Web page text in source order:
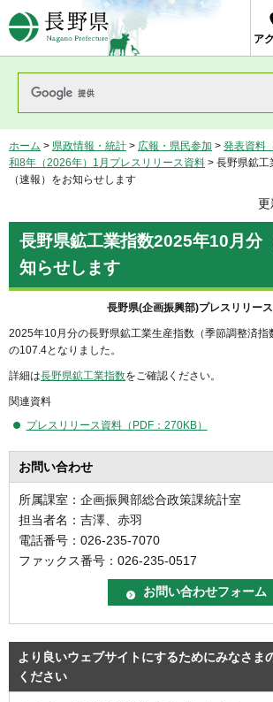
長野県Nagano Prefecture
ア
ホーム > 県政情報・統計 > 広報・県民参加 > 発表資料
和8年（2026年）1月プレスリリース資料 > 長野県鉱
（速報）をお知らせします
更
長野県鉱工業指数2025年10月分
知らせします
長野県(企画振興部)プレスリリー
2025年10月分の長野県鉱工業生産指数（季節調整済指
の107.4となりました。
詳細は長野県鉱工業指数をご確認ください。
関連資料
プレスリリース資料（PDF：270KB）
お問い合わせ
所属課室：企画振興部総合政策課統計室
担当者名：吉澤、赤羽
電話番号：026-235-7070
ファックス番号：026-235-0517
より良いウェブサイトにするためにみなさま
ください